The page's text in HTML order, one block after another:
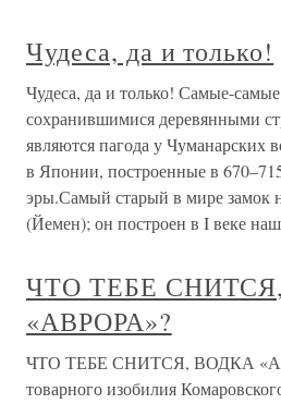
Чудеса, да и только!
Чудеса, да и только! Самые-
сохранившимися деревянными
являются пагода у
в Японии, построенные в
эры.Самый старый в мире замок
(Йемен); он построен в I веке
ЧТО ТЕБЕ
«АВРОРА»?
ЧТО ТЕБЕ СНИТСЯ, ВОДКА
товарного изобилия